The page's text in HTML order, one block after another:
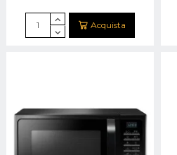
Acquista